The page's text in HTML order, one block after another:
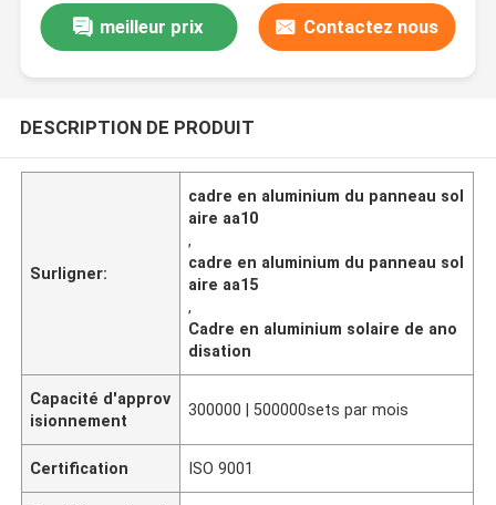
meilleur prix Contactez nous
DESCRIPTION DE PRODUIT
Surligner:
cadre en aluminium du panneau sol
aire aa10
,
cadre en aluminium du panneau sol
aire aa15
,
Cadre en aluminium solaire de ano
disation
Capacité d'approv
isionnement
300000 | 500000sets par mois
Certification ISO 9001